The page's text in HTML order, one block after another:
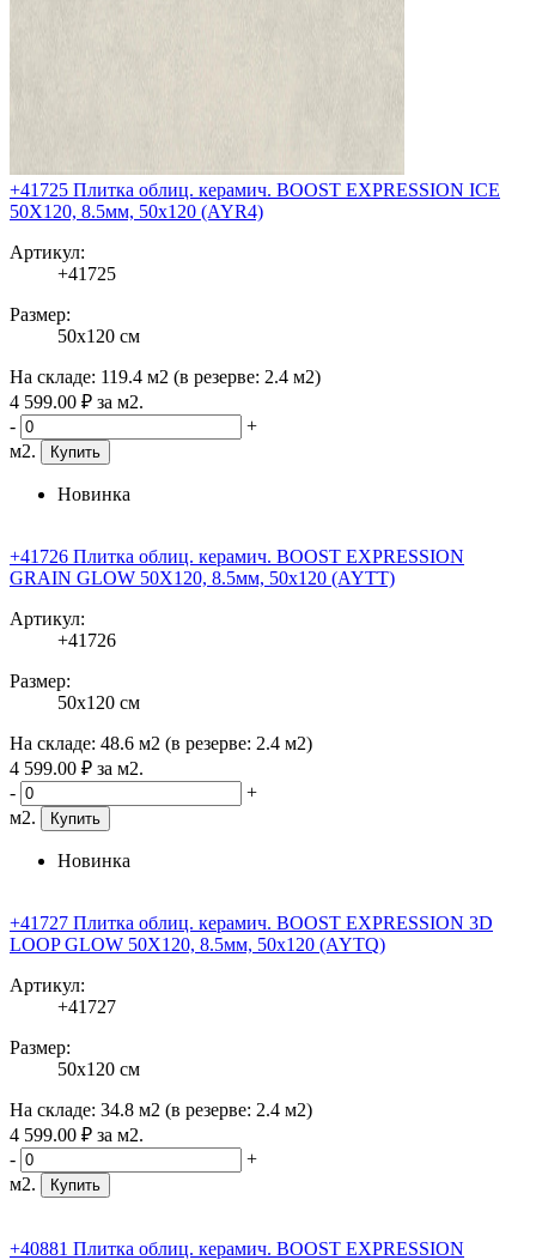
+41725 Плитка облиц. керамич. BOOST EXPRESSION ICE
50X120, 8.5мм, 50x120 (AYR4)
Артикул:
+41725
Размер:
50x120 см
На складе: 119.4 м2 (в резерве: 2.4 м2)
4 599.00 ₽ за м2.
-
+
м2.
Купить
Новинка
+41726 Плитка облиц. керамич. BOOST EXPRESSION
GRAIN GLOW 50X120, 8.5мм, 50x120 (AYTT)
Артикул:
+41726
Размер:
50x120 см
На складе: 48.6 м2 (в резерве: 2.4 м2)
4 599.00 ₽ за м2.
-
+
м2.
Купить
Новинка
+41727 Плитка облиц. керамич. BOOST EXPRESSION 3D
LOOP GLOW 50X120, 8.5мм, 50x120 (AYTQ)
Артикул:
+41727
Размер:
50x120 см
На складе: 34.8 м2 (в резерве: 2.4 м2)
4 599.00 ₽ за м2.
-
+
м2.
Купить
+40881 Плитка облиц. керамич. BOOST EXPRESSION